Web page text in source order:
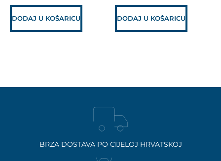
DODAJ U KOŠARICU DODAJ U KOŠARICU
BRZA DOSTAVA PO CIJELOJ HRVATSKOJ